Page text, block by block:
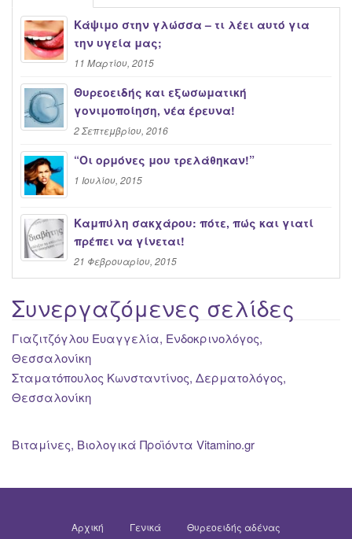
Κάψιμο στην γλώσσα – τι λέει αυτό για
την υγεία μας;
11 Μαρτίου, 2015
Θυρεοειδής και εξωσωματική
γονιμοποίηση, νέα έρευνα!
2 Σεπτεμβρίου, 2016
“Oι ορμόνες μου τρελάθηκαν!”
1 Ιουλίου, 2015
Καμπύλη σακχάρου: πότε, πώς και γιατί
πρέπει να γίνεται!
21 Φεβρουαρίου, 2015
Συνεργαζόμενες σελίδες
Γιαζιτζόγλου Ευαγγελία, Ενδοκρινολόγος,
Θεσσαλονίκη
Σταματόπουλος Κωνσταντίνος, Δερματολόγος,
Θεσσαλονίκη
Βιταμίνες, Βιολογικά Προϊόντα Vitamino.gr
Αρχική Γενικά Θυρεοειδής αδένας